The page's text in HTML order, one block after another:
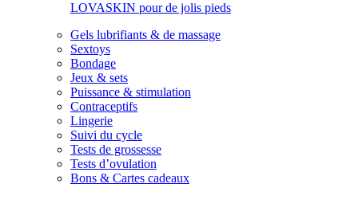
LOVASKIN pour de jolis pieds
Gels lubrifiants & de massage
Sextoys
Bondage
Jeux & sets
Puissance & stimulation
Contraceptifs
Lingerie
Suivi du cycle
Tests de grossesse
Tests d’ovulation
Bons & Cartes cadeaux